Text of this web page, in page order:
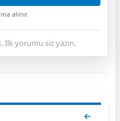
alınır.
İlk yorumu siz yazın.